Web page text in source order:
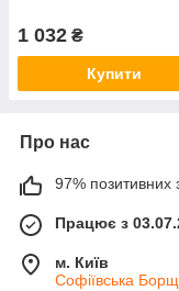
1 032 ₴
Купити
Про нас
97% позитивних
Працює з
м. Київ
Софіївська